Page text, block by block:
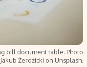
bill document table. Photo
Żerdzicki on Unsplash.